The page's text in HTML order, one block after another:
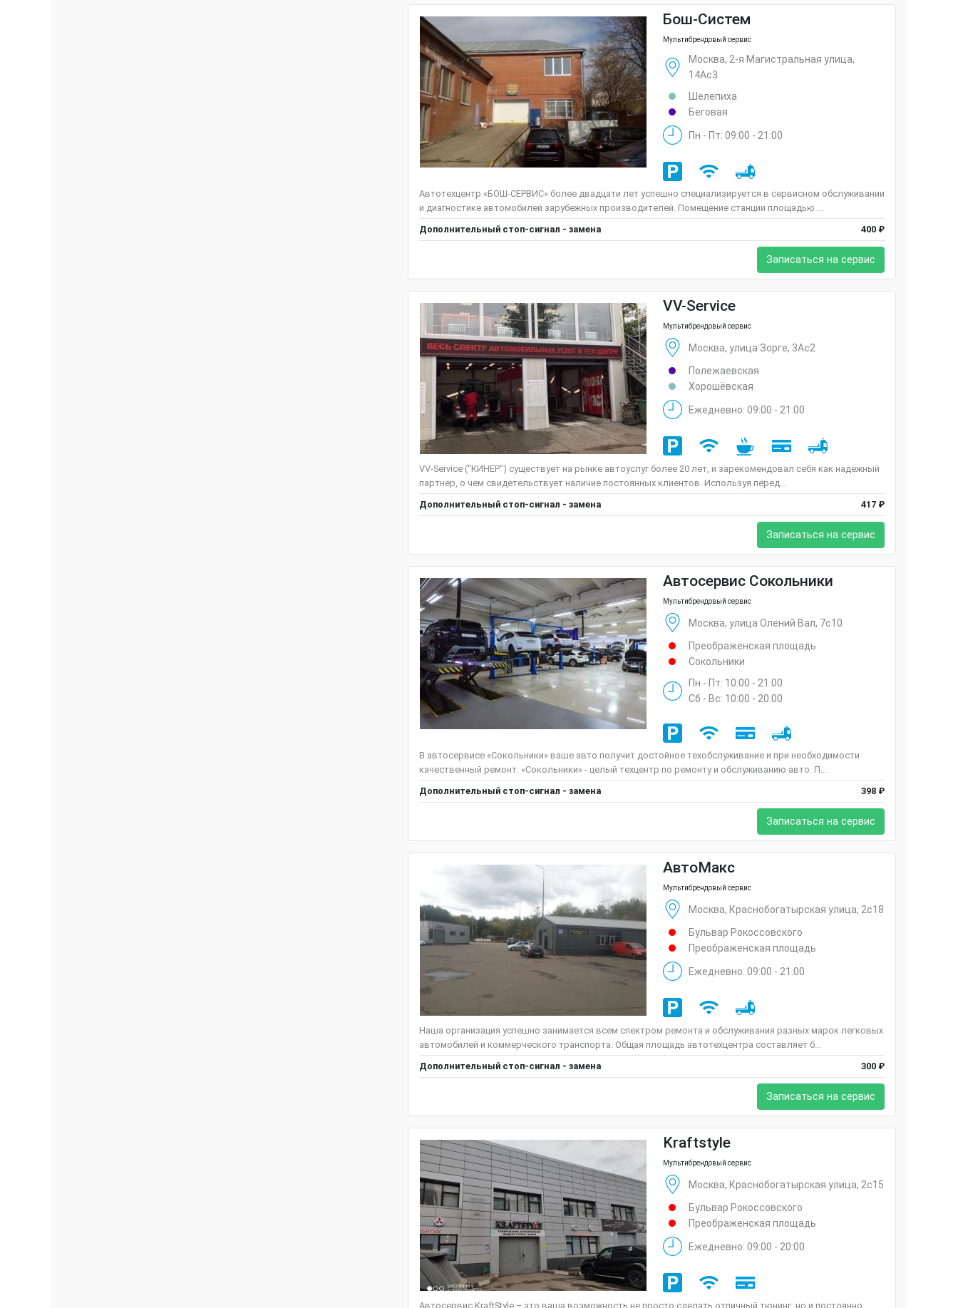
Бош-Систем
Мультибрендовый сервис
Москва, 2-я Магистральная улица,
14Ас3
Шелепиха
Беговая
Пн - Пт: 09:00 - 21:00
Автотехцентр «БОШ-СЕРВИС» более двадцати лет успешно специализируется в сервисном обслуживании
и диагностике автомобилей зарубежных производителей. Помещение станции площадью ...
Дополнительный стоп-сигнал - замена
400 ₽
Записаться на сервис
VV-Service
Мультибрендовый сервис
Москва, улица Зорге, 3Ас2
Полежаевская
Хорошёвская
Ежедневно: 09:00 - 21:00
VV-Service ("КИНЕР") существует на рынке автоуслуг более 20 лет, и зарекомендовал себя как надежный
партнер, о чем свидетельствует наличие постоянных клиентов. Используя перед...
Дополнительный стоп-сигнал - замена
417 ₽
Записаться на сервис
Автосервис Сокольники
Мультибрендовый сервис
Москва, улица Олений Вал, 7с10
Преображенская площадь
Сокольники
Пн - Пт: 10:00 - 21:00
Сб - Вс: 10:00 - 20:00
В автосервисе «Сокольники» ваше авто получит достойное техобслуживание и при необходимости
качественный ремонт. «Сокольники» - целый техцентр по ремонту и обслуживанию авто. П...
Дополнительный стоп-сигнал - замена
398 ₽
Записаться на сервис
АвтоМакс
Мультибрендовый сервис
Москва, Краснобогатырская улица, 2с18
Бульвар Рокоссовского
Преображенская площадь
Ежедневно: 09:00 - 21:00
Наша организация успешно занимается всем спектром ремонта и обслуживания разных марок легковых
автомобилей и коммерческого транспорта. Общая площадь автотехцентра составляет б...
Дополнительный стоп-сигнал - замена
300 ₽
Записаться на сервис
Kraftstyle
Мультибрендовый сервис
Москва, Краснобогатырская улица, 2с15
Бульвар Рокоссовского
Преображенская площадь
Ежедневно: 09:00 - 20:00
Автосервис KraftStyle – это ваша возможность не просто сделать отличный тюнинг, но и постоянно